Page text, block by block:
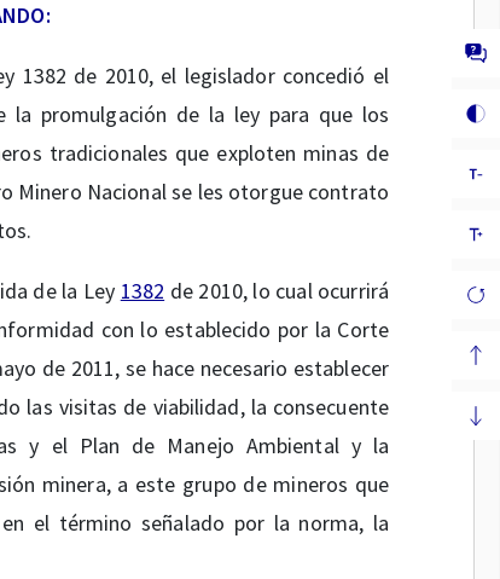
1382 de 2010, el legislador concedió el
promulgación de la ley para que los
tradicionales que exploten minas de
Minero Nacional se les otorgue contrato
de la Ley 1382 de 2010, lo cual ocurrirá
con lo establecido por la Corte
de 2011, se hace necesario establecer
las visitas de viabilidad, la consecuente
y el Plan de Manejo Ambiental y la
minera, a este grupo de mineros que
el término señalado por la norma, la